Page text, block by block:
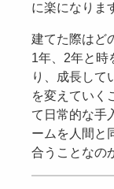
に楽になりま
建てた際はど
1年、2年と時
り、成長して
を変えていく
て日常的な手
ームを人間と
合うことなの